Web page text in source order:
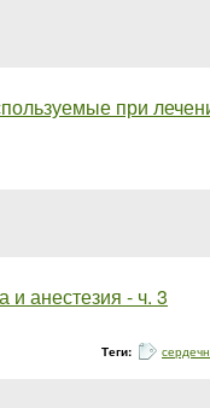
при
и анестезия - ч. 3
Теги: